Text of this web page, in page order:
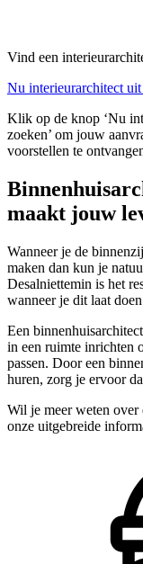
Vind een
Nu interieurarchitect
Klik op de knop ‘Nu
zoeken’ om jouw
voorstellen te
maakt jouw
Wanneer je de
maken dan kun je
Desalniettemin is het
wanneer je dit laat
Een
in een ruimte inrichten
passen. Door een
huren, zorg je ervoor
Wil je meer weten over
onze uitgebreide